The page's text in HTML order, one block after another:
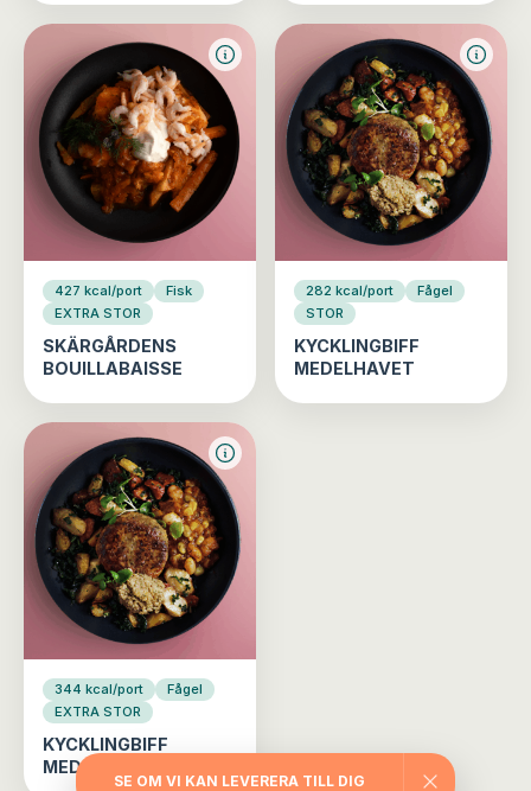
427 kcal/port
Fisk
EXTRA STOR
SKÄRGÅRDENS
BOUILLABAISSE
282 kcal/port
Fågel
STOR
KYCKLINGBIFF
MEDELHAVET
344 kcal/port
Fågel
EXTRA STOR
KYCKLINGBIFF
MEDELHAVET
SE OM VI KAN LEVERERA TILL DIG